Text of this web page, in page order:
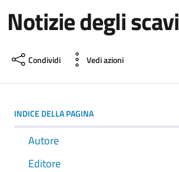
Notizie degli scavi
Condividi Vedi azioni
INDICE DELLA PAGINA
Autore
Editore